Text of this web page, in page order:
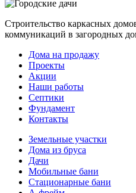
Строительство каркасных
коммуникаций в загородных
Дома на продажу
Проекты
Акции
Наши работы
Септики
Фундамент
Контакты
Земельные участки
Дома из бруса
Дачи
Мобильные бани
Стационарные бани